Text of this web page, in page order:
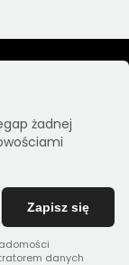
żadnej
Zapisz się
danych